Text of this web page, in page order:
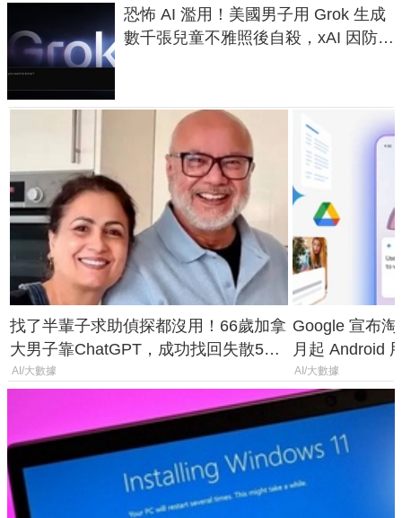
恐怖 AI 濫用！美國男子用 Grok 生成
數千張兒童不雅照後自殺，xAI 因防護
找了半輩子求助偵探都沒用！66歲加拿
大男子靠ChatGPT，成功找回失散50
年家人
AI/大數據
Google 宣布
月起 Android
AI/大數據